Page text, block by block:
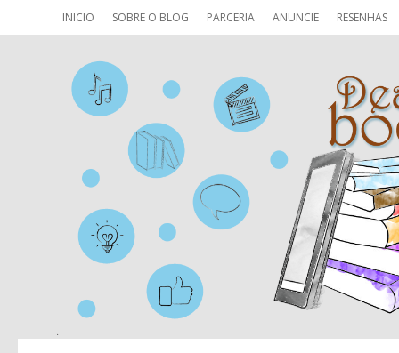
INICIO SOBRE O BLOG PARCERIA ANUNCIE RESENHAS